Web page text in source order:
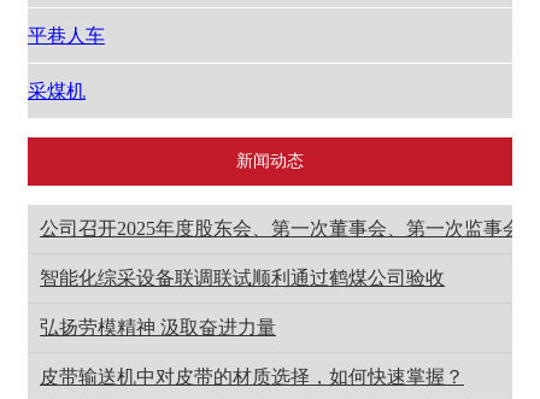
平巷人车
采煤机
新闻动态
公司召开2025年度股东会、第一次董事会、第一次监事会
智能化综采设备联调联试顺利通过鹤煤公司验收
弘扬劳模精神 汲取奋进力量
皮带输送机中对皮带的材质选择，如何快速掌握？